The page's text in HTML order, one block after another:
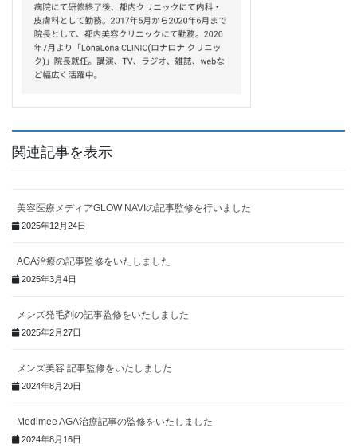
関連記事を表示
美容医療メディアGLOW NAVIの記事監修を行いました
2025年12月24日
AGA治療の記事監修をいたしました
2025年3月4日
メンズ発毛剤の記事監修をいたしました
2025年2月27日
メンズ美容 記事監修をいたしました
2024年8月20日
Medimee AGA治療記事の監修をいたしました
2024年8月16日